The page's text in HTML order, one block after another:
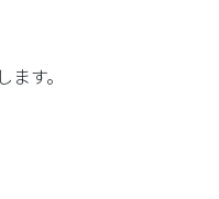
す。